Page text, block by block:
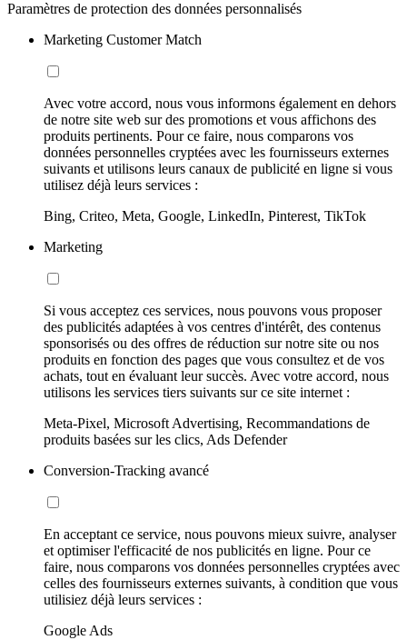
Paramètres de protection des données personnalisés
Marketing Customer Match
Avec votre accord, nous vous informons également en dehors
de notre site web sur des promotions et vous affichons des
produits pertinents. Pour ce faire, nous comparons vos
données personnelles cryptées avec les fournisseurs externes
suivants et utilisons leurs canaux de publicité en ligne si vous
utilisez déjà leurs services :
Bing, Criteo, Meta, Google, LinkedIn, Pinterest, TikTok
Marketing
Si vous acceptez ces services, nous pouvons vous proposer
des publicités adaptées à vos centres d'intérêt, des contenus
sponsorisés ou des offres de réduction sur notre site ou nos
produits en fonction des pages que vous consultez et de vos
achats, tout en évaluant leur succès. Avec votre accord, nous
utilisons les services tiers suivants sur ce site internet :
Meta-Pixel, Microsoft Advertising, Recommandations de
produits basées sur les clics, Ads Defender
Conversion-Tracking avancé
En acceptant ce service, nous pouvons mieux suivre, analyser
et optimiser l'efficacité de nos publicités en ligne. Pour ce
faire, nous comparons vos données personnelles cryptées avec
celles des fournisseurs externes suivants, à condition que vous
utilisiez déjà leurs services :
Google Ads